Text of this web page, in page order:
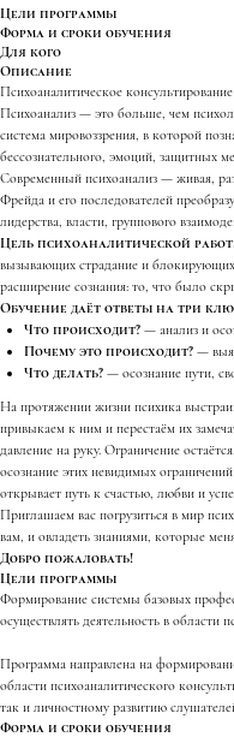
Цели программы
Форма и сроки обучения
Для кого
Описание
Психоаналитическое консультирование
Психоанализ — это больше, чем
система мировоззрения, в которой
бессознательного, эмоций, защитных
Современный психоанализ — живая,
Фрейда и его последователей
лидерства, власти, группового
Цель психоаналитической
вызывающих страдание и
расширение сознания: то, что было
Обучение даёт ответы на три
Что происходит? — анализ и
Почему это происходит? —
Что делать? — осознание пути,
На протяжении жизни психика
привыкаем к ним и перестаём их
давление на руку. Ограничение
осознание этих невидимых
открывает путь к счастью, любви и
Приглашаем вас погрузиться в мир
вам, и овладеть знаниями, которые
Добро пожаловать!
Цели программы
Формирование системы базовых
осуществлять деятельность в области
Программа направлена на
области психоаналитического
так и личностному развитию
Форма и сроки обучения